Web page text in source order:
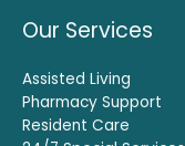
Our Services
Assisted Living
Pharmacy Support
Resident Care